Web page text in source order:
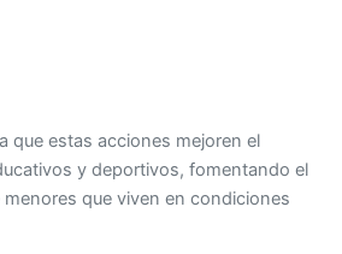
que estas acciones mejoren el
y deportivos, fomentando el
que viven en condiciones